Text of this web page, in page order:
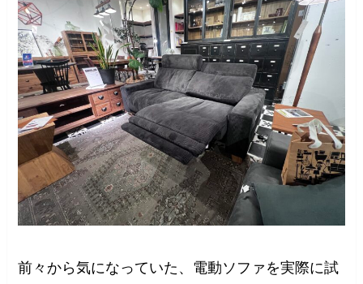
前々から気になっていた、電動ソファを実際に試